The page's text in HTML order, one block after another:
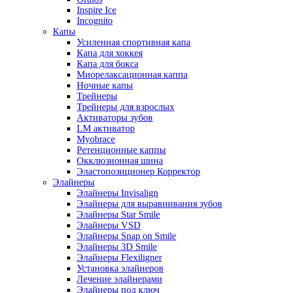
Inspire Ice
Incognito
Капы
Усиленная спортивная капа
Капа для хоккея
Капа для бокса
Миорелаксационная каппа
Ночные капы
Трейнеры
Трейнеры для взрослых
Активаторы зубов
LM активатор
Myobrace
Ретенционные каппы
Окклюзионная шина
Эластопозиционер Корректор
Элайнеры
Элайнеры Invisalign
Элайнеры для выравнивания зубов
Элайнеры Star Smile
Элайнеры VSD
Элайнеры Snap on Smile
Элайнеры 3D Smile
Элайнеры Flexiligner
Установка элайнеров
Лечение элайнерами
Элайнеры под ключ